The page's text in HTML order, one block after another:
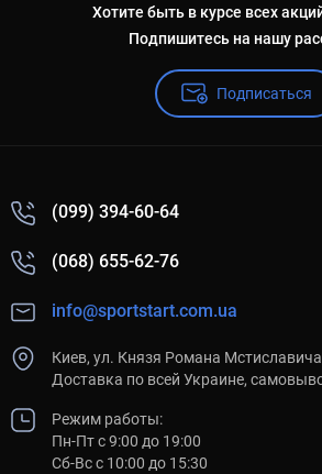
Хотите быть в курсе всех
Подпишитесь на нашу
Подписаться
(099) 394-60-64
(068) 655-62-76
info@sportstart.com.ua
Киев, ул. Князя Романа
Доставка по всей Украине,
Режим работы:
Пн-Пт с 9:00 до 19:00
Сб-Вс с 10:00 до 15:30